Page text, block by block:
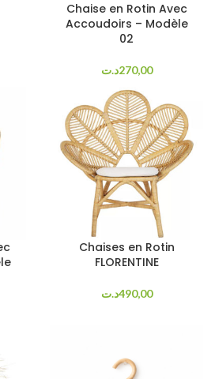
Chaise en Rotin Avec
Accoudoirs – Modèle
02
270,00د.ت
Chaises en Rotin
FLORENTINE
490,00د.ت